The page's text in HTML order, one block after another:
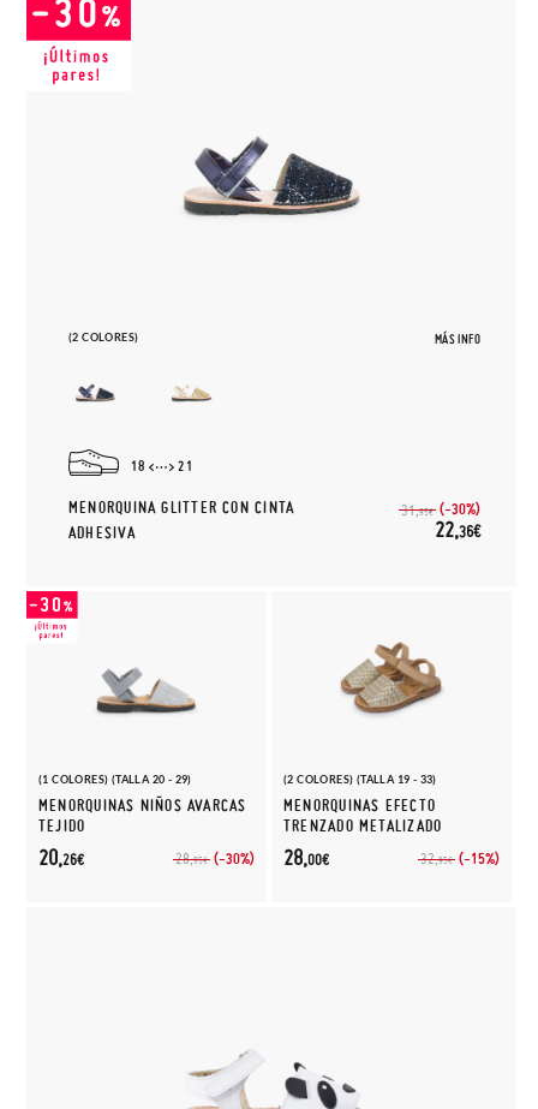
(2 COLORES) MÁS INFO
18 21
MENORQUINA GLITTER CON CINTA
ADHESIVA
31,95€ (-30%)
22,36€
(1 COLORES) (TALLA 20 - 29)
MENORQUINAS NIÑOS AVARCAS
TEJIDO
28,95€ (-30%)
20,26€
(2 COLORES) (TALLA 19 - 33)
MENORQUINAS EFECTO
TRENZADO METALIZADO
32,95€ (-15%)
28,00€